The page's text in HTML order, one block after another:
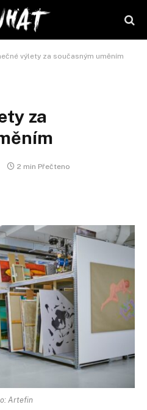
výlety za současným uměním
za
2 min Přečteno
Artefin